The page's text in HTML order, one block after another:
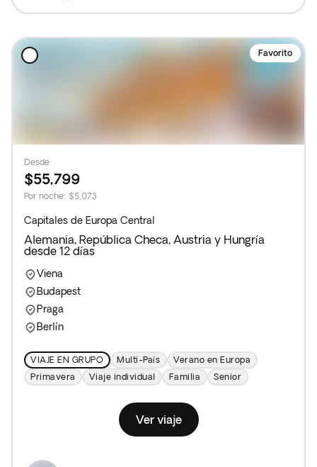
Favorito
Desde
$55,799
Por noche: $5,073
Capitales de Europa Central
Alemania, República Checa, Austria y Hungría
desde 12 días
Viena
Budapest
Praga
Berlín
VIAJE EN GRUPO Multi-País
Verano en Europa
Primavera
Viaje individual Familia Senior
Ver viaje